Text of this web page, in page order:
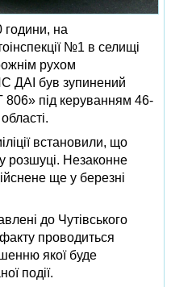
години, на
№1 в селищі
рухом
ДАІ був зупинений
806» під керуванням 46-
встановили, що
розшуці. Незаконне
ще у березні
до Чутівського
проводиться
якої буде
події.